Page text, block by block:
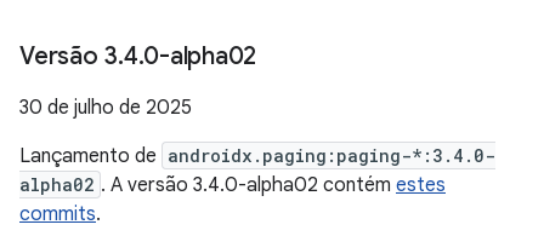
Versão 3.4.0-alpha02
30 de julho de 2025
Lançamento de androidx.paging:paging-*:3.4.0-
alpha02 . A versão 3.4.0-alpha02 contém estes
commits.